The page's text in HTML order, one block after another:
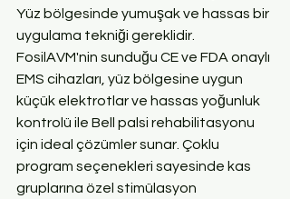
Yüz bölgesinde yumuşak ve hassas bir
uygulama tekniği gereklidir.
FosilAVM'nin sunduğu CE ve FDA onaylı
EMS cihazları, yüz bölgesine uygun
küçük elektrotlar ve hassas yoğunluk
kontrolü ile Bell palsi rehabilitasyonu
için ideal çözümler sunar. Çoklu
program seçenekleri sayesinde kas
gruplarına özel stimülasyon